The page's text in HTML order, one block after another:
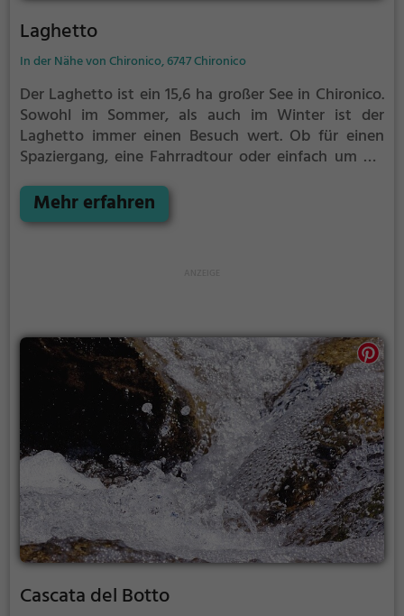
Laghetto
In der Nähe von Chironico, 6747 Chironico
Der Laghetto ist ein 15,6 ha großer See in Chironico.
Sowohl im Sommer, als auch im Winter ist der
Laghetto immer einen Besuch wert. Ob für einen
Spaziergang, eine Fahrradtour oder einfach um die
Möglichkeiten für Freizeitaktivitäten.
Mehr erfahren
Cascata del Botto